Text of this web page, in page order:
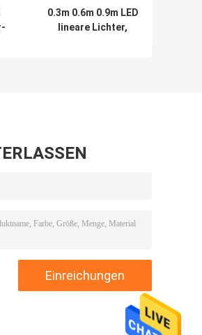
0.3m 0.6m 0.9m LED
lineare Lichter,